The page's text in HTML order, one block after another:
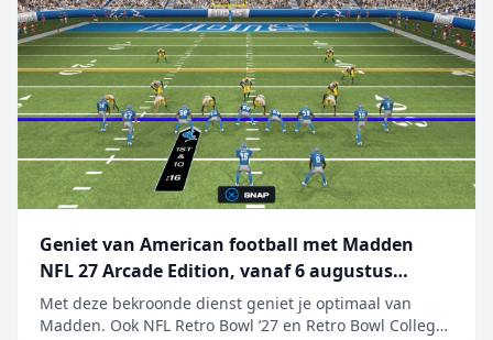
Geniet van American football met Madden
NFL 27 Arcade Edition, vanaf 6 augustus
beschikbaar op Apple Arcade
Met deze bekroonde dienst geniet je optimaal van
Madden. Ook NFL Retro Bowl ’27 en Retro Bowl College+